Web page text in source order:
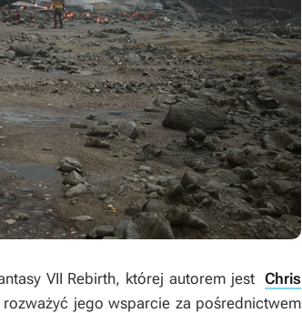
VII Rebirth, której autorem jestChris
jego wsparcie za pośrednictwem